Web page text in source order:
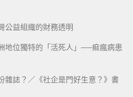
公益組織的財務透明
地位獨特的「活死人」──痲瘋病患
雜誌？／《社企是門好生意？》書